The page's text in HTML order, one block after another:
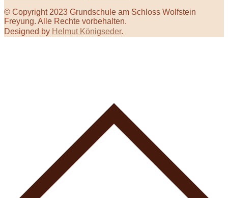
© Copyright 2023 Grundschule am Schloss Wolfstein
Freyung. Alle Rechte vorbehalten.
Designed by Helmut Königseder.